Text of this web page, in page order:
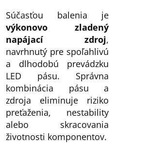
Súčasťou balenia je
výkonovo zladený
napájací zdroj,
navrhnutý pre spoľahlivú
a dlhodobú prevádzku
LED pásu. Správna
kombinácia pásu a
zdroja eliminuje riziko
preťaženia, nestability
alebo skracovania
životnosti komponentov.